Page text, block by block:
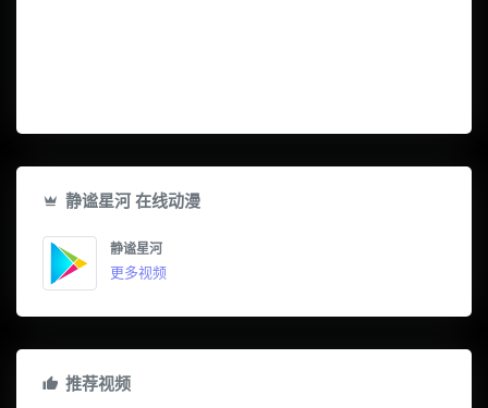
静谧星河 在线动漫
静谧星河
更多视频
推荐视频